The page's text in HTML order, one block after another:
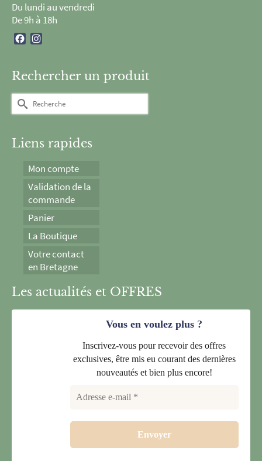
Du lundi au vendredi
De 9h à 18h
Facebook
Rechercher un produit
Rechercher :
Liens rapides
Mon compte
Validation de la
commande
Panier
La Boutique
Votre contact
en Bretagne
Les actualités et OFFRES
Vous en voulez plus ?
Inscrivez-vous pour recevoir des offres
exclusives, être mis eu courant des dernières
nouveautés et bien plus encore!